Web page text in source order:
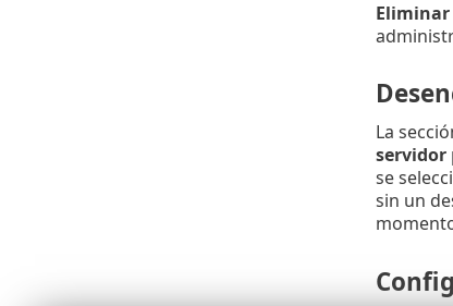
La
servidor
se
sin un